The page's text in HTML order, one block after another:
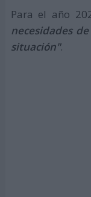
Para el año
necesidades
situación".